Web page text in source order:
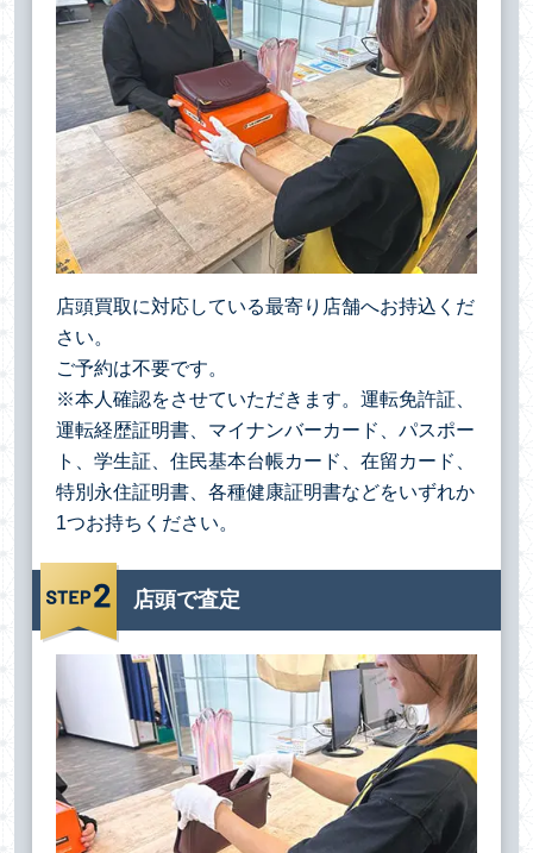
店頭買取に対応している最寄り店舗へお持込くだ
さい。
ご予約は不要です。
※本人確認をさせていただきます。運転免許証、
運転経歴証明書、マイナンバーカード、パスポー
ト、学生証、住民基本台帳カード、在留カード、
特別永住証明書、各種健康証明書などをいずれか
1つお持ちください。
店頭で査定